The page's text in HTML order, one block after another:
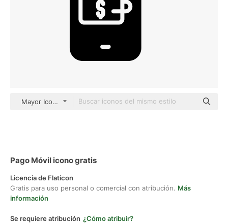
Mayor Icons black fill
Pago Móvil icono gratis
Licencia de Flaticon
Gratis para uso personal o comercial con atribución. Más
información
Se requiere atribución ¿Cómo atribuir?